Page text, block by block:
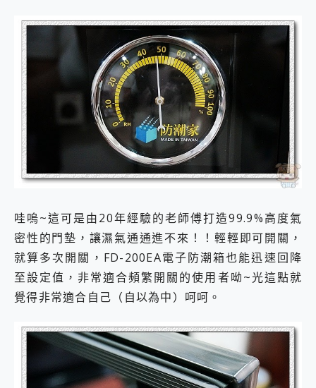
哇嗚~這可是由20年經驗的老師傅打造99.9%高度氣
密性的門墊，讓濕氣通通進不來！！輕輕即可開關，
就算多次開關，FD-200EA電子防潮箱也能迅速回降
至設定值，非常適合頻繁開關的使用者呦~光這點就
覺得非常適合自己（自以為中）呵呵。